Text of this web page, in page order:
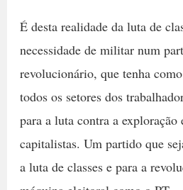
É desta realidade da luta de
necessidade de militar num
revolucionário, que tenha
todos os setores dos
para a luta contra a exploração
capitalistas. Um partido que
a luta de classes e para a